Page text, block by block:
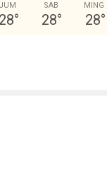
JUM
28°
SAB
28°
MING
28°